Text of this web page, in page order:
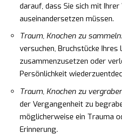
darauf, dass Sie sich mit
auseinandersetzen müssen.
Traum, Knochen zu sammeln:
versuchen, Bruchstücke Ihres
zusammenzusetzen oder
Persönlichkeit
Traum, Knochen zu
der Vergangenheit zu
möglicherweise ein Trauma
Erinnerung.